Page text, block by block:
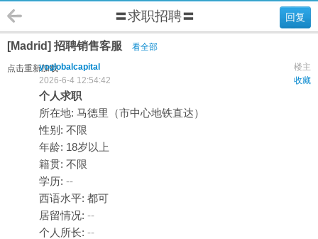
回复
〓求职招聘〓
[Madrid] 招聘销售客服 看全部
点击重新加载 楼主
yoglobalcapital
收藏
2026-6-4 12:54:42
个人求职
所在地: 马德里（市中心地铁直达）
性别: 不限
年龄: 18岁以上
籍贯: 不限
学历: --
西语水平: 都可
居留情况: --
个人所长: --